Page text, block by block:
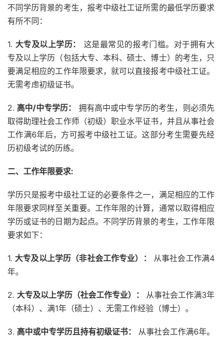
不同学历背景的考生，报考中级社工证所需的最低学历要求
有所不同：
1. 大专及以上学历：
这是最常见的报考门槛。对于拥有大
专及以上学历（包括大专、本科、硕士、博士）的考生，只
要满足相应的工作年限要求，就可以直接报考中级社工证。
无需考虑初级证书。
2. 高中/中专学历：
拥有高中或中专学历的考生，则必须先
取得助理社会工作师（初级）职业水平证书，并且从事社会
工作满6年后，方可报考中级社工证。这部分考生需要先经
历初级考试的历练。
二、工作年限要求:
学历只是报考中级社工证的必要条件之一，满足相应的工作
年限要求同样至关重要。工作年限的计算，通常以取得相应
学历或证书的日期为起点。不同学历背景的考生，工作年限
要求如下：
1. 大专及以上学历（非社会工作专业）：
从事社会工作满4
年。
2. 大专及以上学历（社会工作专业）：
从事社会工作满3年
（本科）、满1年（硕士）、无需工作经验（博士）。
3. 高中或中专学历且持有初级证书： 从事社会工作满6年。